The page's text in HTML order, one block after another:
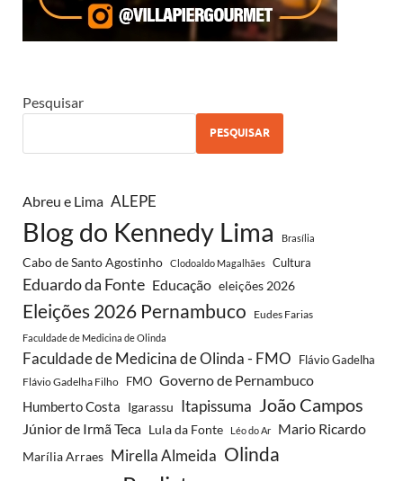
Pesquisar
PESQUISAR
Abreu e Lima ALEPE
Blog do Kennedy Lima Brasília
Cabo de Santo Agostinho Clodoaldo Magalhães Cultura
Eduardo da Fonte Educação eleições 2026
Eleições 2026 Pernambuco Eudes Farias
Faculdade de Medicina de Olinda
Faculdade de Medicina de Olinda - FMO Flávio Gadelha
Flávio Gadelha Filho FMO Governo de Pernambuco
Humberto Costa Igarassu Itapissuma João Campos
Júnior de Irmã Teca Lula da Fonte Léo do Ar Mario Ricardo
Marília Arraes Mirella Almeida Olinda